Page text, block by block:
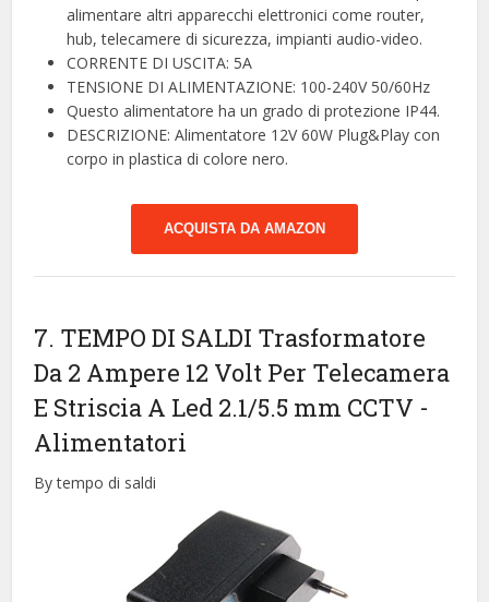
alimentare altri apparecchi elettronici come router,
hub, telecamere di sicurezza, impianti audio-video.
CORRENTE DI USCITA: 5A
TENSIONE DI ALIMENTAZIONE: 100-240V 50/60Hz
Questo alimentatore ha un grado di protezione IP44.
DESCRIZIONE: Alimentatore 12V 60W Plug&Play con
corpo in plastica di colore nero.
ACQUISTA DA AMAZON
7. TEMPO DI SALDI Trasformatore
Da 2 Ampere 12 Volt Per Telecamera
E Striscia A Led 2.1/5.5 mm CCTV -
Alimentatori
By tempo di saldi